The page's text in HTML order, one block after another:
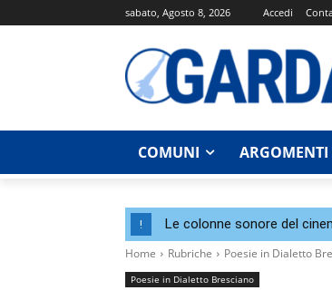
sabato, Agosto 8, 2026 Accedi
COMUNI ARGOMENTI
! Le colonne sonore del
Home Rubriche Poesie in Dialetto
Poesie in Dialetto Bresciano